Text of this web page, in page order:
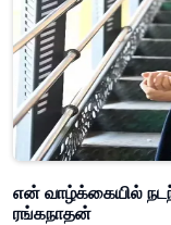
என் வாழ்க்கையில்
ரங்கநாதன்